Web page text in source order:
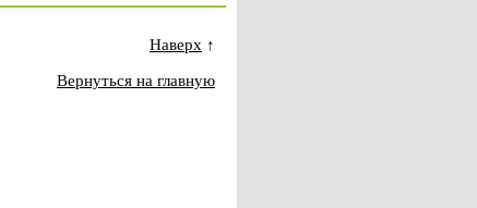
Наверх ↑
Вернуться на главную